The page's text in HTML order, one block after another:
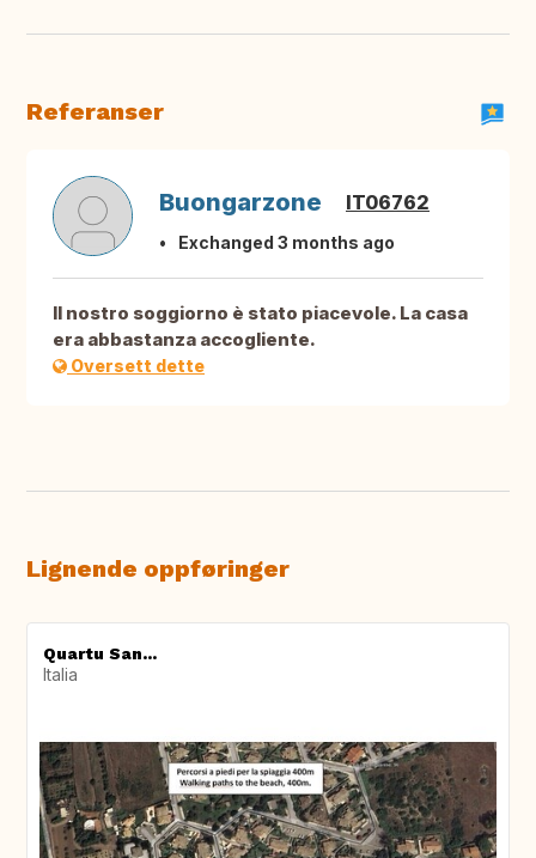
Referanser
Buongarzone IT06762
Exchanged 3 months ago
Il nostro soggiorno è stato piacevole. La casa
era abbastanza accogliente.
Oversett dette
Lignende oppføringer
Quartu San...
Italia